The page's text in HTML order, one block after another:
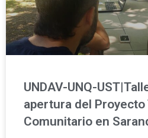
UNDAV-UNQ-
apertura del
Comunitario en